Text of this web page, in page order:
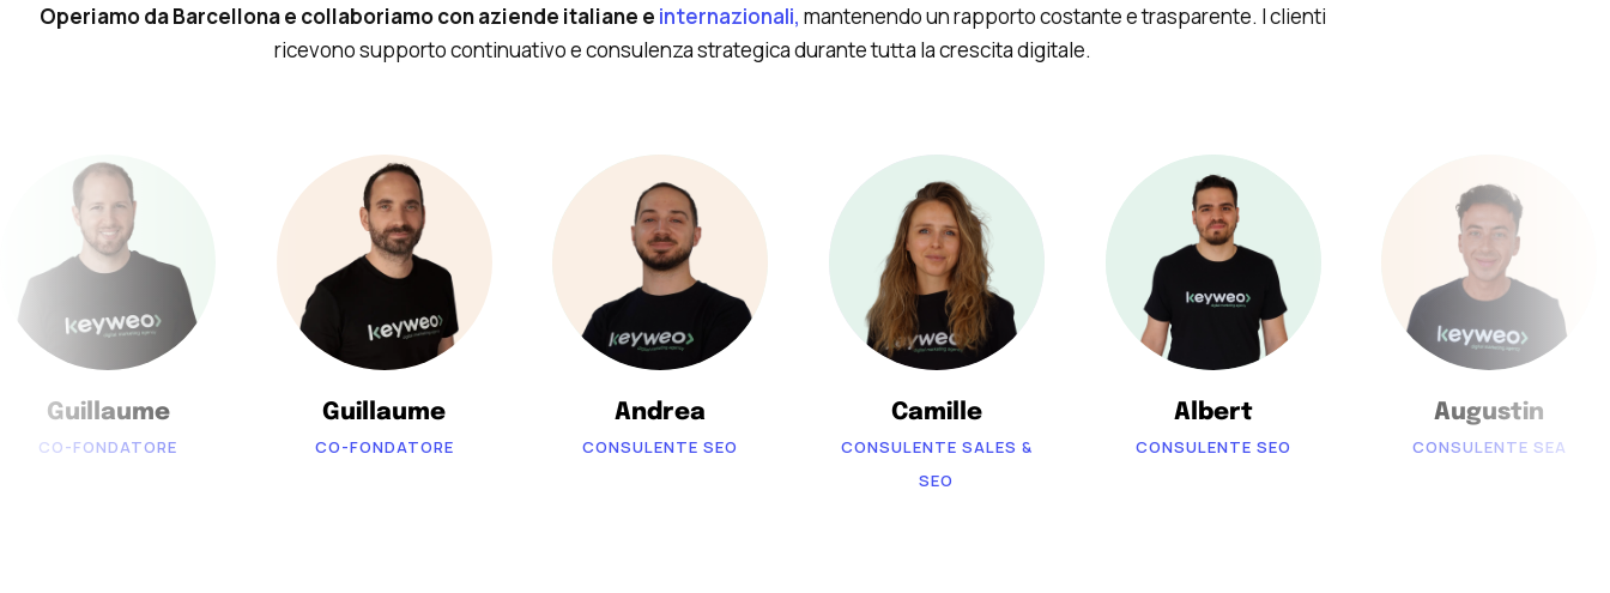
Operiamo da Barcellona e collaboriamo con aziende italiane e internazionali, mantenendo un rapporto costante e trasparente. I clienti
ricevono supporto continuativo e consulenza strategica durante tutta la crescita digitale.
Guillaume
CO-FONDATORE
Guillaume
CO-FONDATORE
Andrea
CONSULENTE SEO
Camille
CONSULENTE SALES &
SEO
Albert
CONSULENTE SEO
Augustin
CONSULENTE SEA